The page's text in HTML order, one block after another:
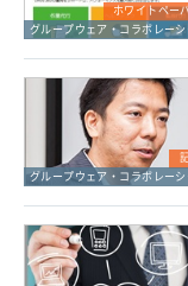
スペシャルに限定
タグ
×
ホワイトペー